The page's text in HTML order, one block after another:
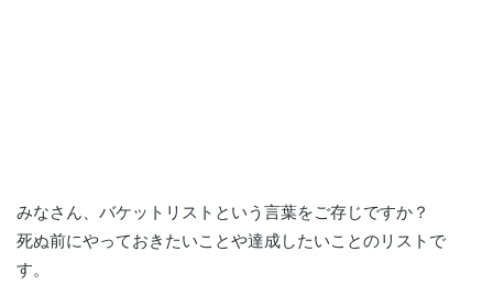
みなさん、バケットリストという言葉をご存じですか？
死ぬ前にやっておきたいことや達成したいことのリストで
す。